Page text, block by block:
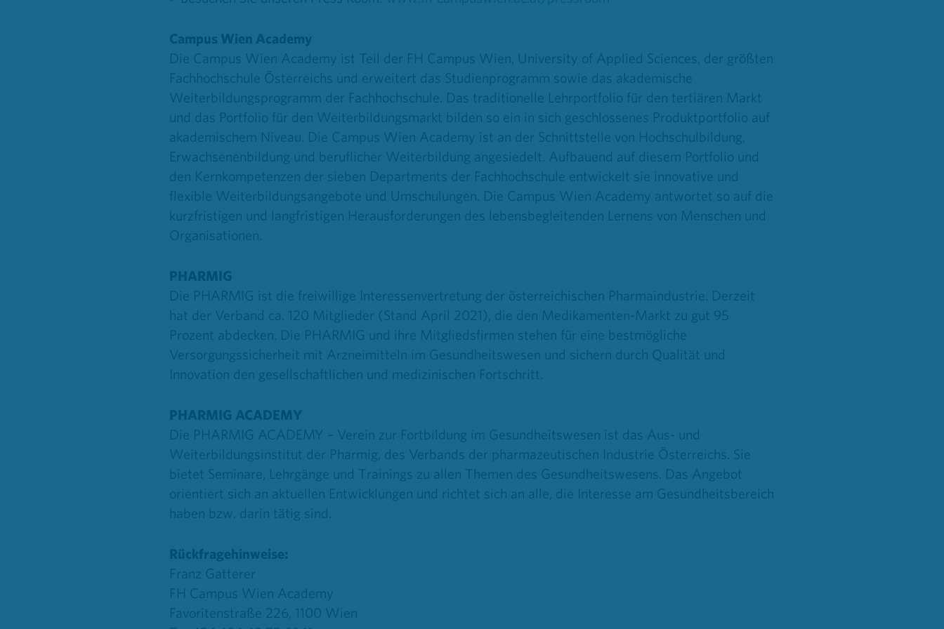
Campus Wien Academy
Die Campus Wien Academy ist Teil der FH Campus Wien, University of Applied Sciences, der größten
Fachhochschule Österreichs und erweitert das Studienprogramm sowie das akademische
Weiterbildungsprogramm der Fachhochschule. Das traditionelle Lehrportfolio für den tertiären Markt
und das Portfolio für den Weiterbildungsmarkt bilden so ein in sich geschlossenes Produktportfolio auf
akademischem Niveau. Die Campus Wien Academy ist an der Schnittstelle von Hochschulbildung,
Erwachsenenbildung und beruflicher Weiterbildung angesiedelt. Aufbauend auf diesem Portfolio und
den Kernkompetenzen der sieben Departments der Fachhochschule entwickelt sie innovative und
flexible Weiterbildungsangebote und Umschulungen. Die Campus Wien Academy antwortet so auf die
kurzfristigen und langfristigen Herausforderungen des lebensbegleitenden Lernens von Menschen und
Organisationen.
PHARMIG
Die PHARMIG ist die freiwillige Interessenvertretung der österreichischen Pharmaindustrie. Derzeit
hat der Verband ca. 120 Mitglieder (Stand April 2021), die den Medikamenten-Markt zu gut 95
Prozent abdecken. Die PHARMIG und ihre Mitgliedsfirmen stehen für eine bestmögliche
Versorgungssicherheit mit Arzneimitteln im Gesundheitswesen und sichern durch Qualität und
Innovation den gesellschaftlichen und medizinischen Fortschritt.
PHARMIG ACADEMY
Die PHARMIG ACADEMY – Verein zur Fortbildung im Gesundheitswesen ist das Aus- und
Weiterbildungsinstitut der Pharmig, des Verbands der pharmazeutischen Industrie Österreichs. Sie
bietet Seminare, Lehrgänge und Trainings zu allen Themen des Gesundheitswesens. Das Angebot
orientiert sich an aktuellen Entwicklungen und richtet sich an alle, die Interesse am Gesundheitsbereich
haben bzw. darin tätig sind.
Rückfragehinweise:
Franz Gatterer
FH Campus Wien Academy
Favoritenstraße 226, 1100 Wien